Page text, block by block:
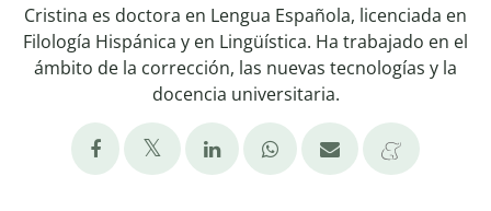
Cristina es doctora en Lengua Española, licenciada en
Filología Hispánica y en Lingüística. Ha trabajado en el
ámbito de la corrección, las nuevas tecnologías y la
docencia universitaria.